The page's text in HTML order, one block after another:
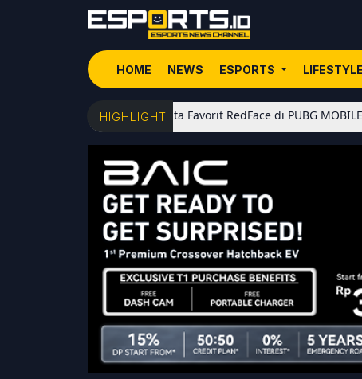
HOME NEWS ESPORTS LIFESTYLE
HIGHLIGHT
5 Senjata Favorit RedFace di PUBG MOBILE: Dari